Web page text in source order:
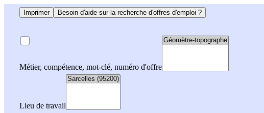
Imprimer Besoin d'aide sur la recherche d'offres d'emploi ?
Métier, compétence, mot-clé, numéro d'offre
Lieu de travail